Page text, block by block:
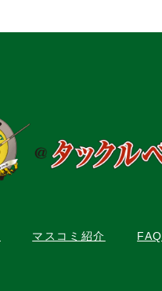
マスコミ紹介 FAQ